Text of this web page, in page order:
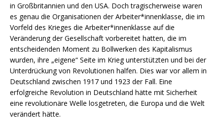
in Großbritannien und den USA. Doch tragischerweise waren
es genau die Organisationen der Arbeiter*innenklasse, die im
Vorfeld des Krieges die Arbeiter*innenklasse auf die
Veränderung der Gesellschaft vorbereitet hatten, die im
entscheidenden Moment zu Bollwerken des Kapitalismus
wurden, ihre „eigene“ Seite im Krieg unterstützten und bei der
Unterdrückung von Revolutionen halfen. Dies war vor allem in
Deutschland zwischen 1917 und 1923 der Fall. Eine
erfolgreiche Revolution in Deutschland hätte mit Sicherheit
eine revolutionäre Welle losgetreten, die Europa und die Welt
verändert hätte.